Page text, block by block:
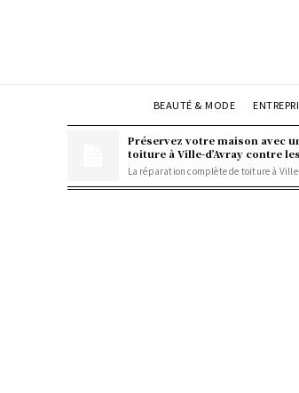
BEAUTÉ & MODE
Préservez votre maison avec
toiture à Ville-d’Avray contre
La réparation complète de toiture à